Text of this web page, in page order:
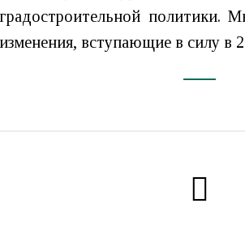
градостроительной политики.
изменения, вступающие в силу в